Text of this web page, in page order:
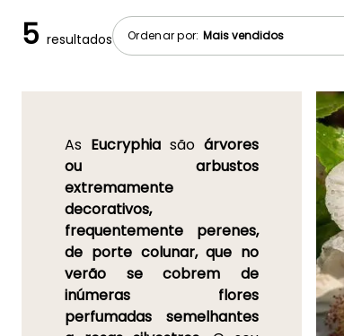
Ordenar por:
5 resultados
As Eucryphia são árvores
ou arbustos
extremamente
decorativos,
frequentemente perenes,
de porte colunar, que no
verão se cobrem de
inúmeras flores
perfumadas semelhantes